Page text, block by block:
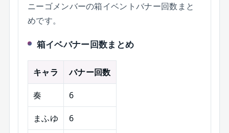
ニーゴメンバーの箱イベントバナー回数まと
めです。
箱イベバナー回数まとめ
キャラ バナー回数
奏 6
まふゆ 6